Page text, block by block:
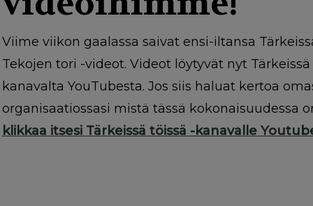
a
t
i
o
Viime viikon gaalassa saivat ensi-iltansa
Tekojen tori -videot. Videot löytyvät nyt Tärkeissä
kanavalta YouTubesta. Jos siis haluat kertoa
organisaatiossasi mistä tässä kokonaisuudessa
klikkaa itsesi Tärkeissä töissä -kanavalle